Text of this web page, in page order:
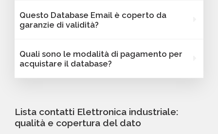
trovare dati come fatturato, numero di
dipendenti, link ai profili social e altre
e personalizzare le tue campagne B2B.
Elettronica industriale - Emilia Romagna
possono essere filtrati in base a parametri
provincia, regione, CAP), numero di
dipendenti, fatturato, forma giuridica o altri
criteri specifici. Se online non trovi la
il target perfetto per la tua campagna.
Questo Database Email è coperto da
garanzie di validità?
database email Elettronica industriale - Emilia
Romagna. Se riscontri indirizzi email non validi
entro 60 giorni dall'acquisto, potrai richiedere
come email inesistenti o DNS errati.
Quali sono le modalità di pagamento per
acquistare il database?
i circuiti protetti Banca Sella e PayPal. Inoltre,
per acquisti voluminosi, è possibile acquistare
Lista contatti Elettronica industriale:
qualità e copertura del dato